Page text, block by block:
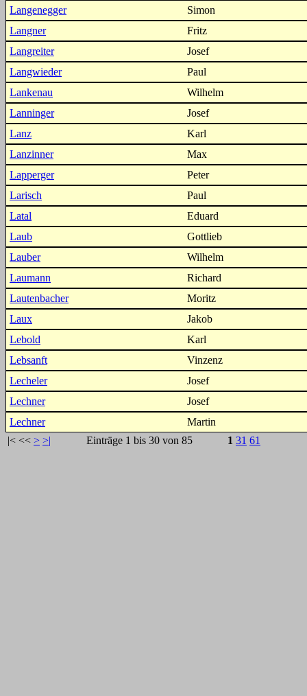
Langenegger
Simon
Langner
Fritz
Langreiter
Josef
Langwieder
Paul
Lankenau
Wilhelm
Lanninger
Josef
Lanz
Karl
Lanzinner
Max
Lapperger
Peter
Larisch
Paul
Latal
Eduard
Laub
Gottlieb
Lauber
Wilhelm
Laumann
Richard
Lautenbacher
Moritz
Laux
Jakob
Lebold
Karl
Lebsanft
Vinzenz
Lecheler
Josef
Lechner
Josef
Lechner
Martin
|< << > >| Einträge 1 bis 30 von 85 1 31 61